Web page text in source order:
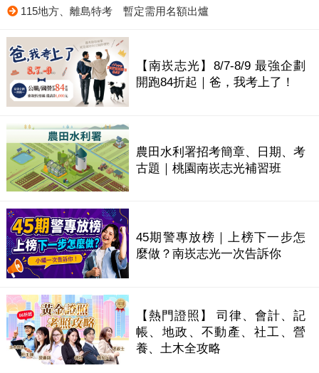
115地方、離島特考 暫定需用名額出爐
【南崁志光】8/7-8/9 最強企劃
開跑84折起｜爸，我考上了！
農田水利署招考簡章、日期、考
古題｜桃園南崁志光補習班
45期警專放榜｜上榜下一步怎
麼做？南崁志光一次告訴你
【熱門證照】 司律、會計、記
帳、地政、不動產、社工、營
養、土木全攻略